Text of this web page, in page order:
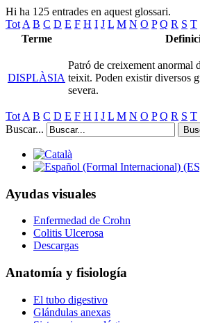
Hi ha 125 entrades en aquest glossari.
Tot A B C D E F H I J L M N O P Q R S T
Terme
DISPLÀSIA
Patró de creixement anormal
teixit. Poden existir diversos
severa.
Tot A B C D E F H I J L M N O P Q R S T
Buscar...
Ayudas visuales
Enfermedad de Crohn
Colitis Ulcerosa
Descargas
Anatomía y fisiología
El tubo digestivo
Glándulas anexas